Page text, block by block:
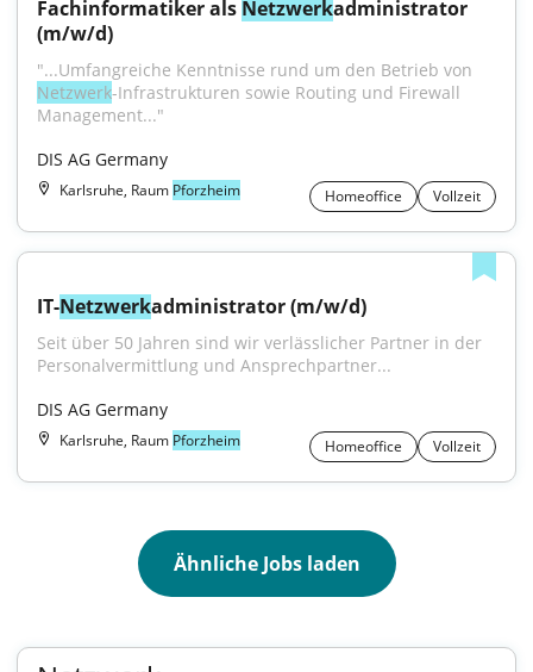
Fachinformatiker als Netzwerkadministrator
(m/w/d)
Netzwerk-Infrastrukturen sowie Routing und Firewall
Management..."
DIS AG Germany
Karlsruhe, Raum Pforzheim Homeoffice Vollzeit
IT-Netzwerkadministrator (m/w/d)
Seit über 50 Jahren sind wir verlässlicher Partner in der
Personalvermittlung und Ansprechpartner...
DIS AG Germany
Karlsruhe, Raum Pforzheim Homeoffice Vollzeit
Ähnliche Jobs laden